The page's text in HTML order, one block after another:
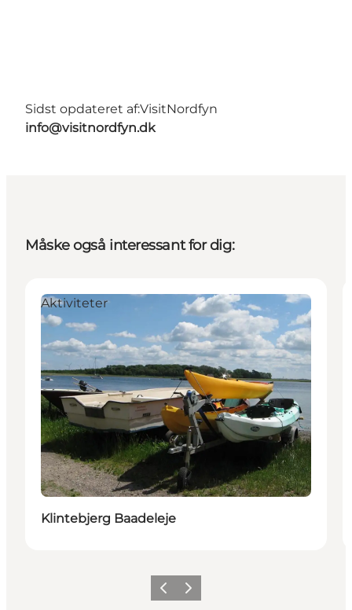
Sidst opdateret af:VisitNordfyn
info@visitnordfyn.dk
Måske også interessant for dig:
Aktiviteter
Klintebjerg Baadeleje
Forrige billede
Næste billede